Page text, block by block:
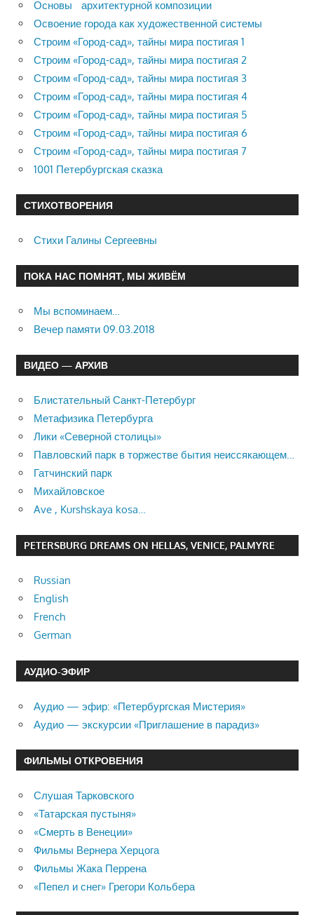
Основы архитектурной композиции
Освоение города как художественной системы
Строим «Город-сад», тайны мира постигая 1
Строим «Город-сад», тайны мира постигая 2
Строим «Город-сад», тайны мира постигая 3
Строим «Город-сад», тайны мира постигая 4
Строим «Город-сад», тайны мира постигая 5
Строим «Город-сад», тайны мира постигая 6
Строим «Город-сад», тайны мира постигая 7
1001 Петербургская сказка
СТИХОТВОРЕНИЯ
Стихи Галины Сергеевны
ПОКА НАС ПОМНЯТ, МЫ ЖИВЁМ
Мы вспоминаем…
Вечер памяти 09.03.2018
ВИДЕО — АРХИВ
Блистательный Санкт-Петербург
Метафизика Петербурга
Лики «Северной столицы»
Павловский парк в торжестве бытия неиссякающем…
Гатчинский парк
Михайловское
Ave , Kurshskaya kosa…
PETERSBURG DREAMS ON HELLAS, VENICE, PALMYRE
Russian
English
French
German
АУДИО-ЭФИР
Аудио — эфир: «Петербургская Мистерия»
Аудио — экскурсии «Приглашение в парадиз»
ФИЛЬМЫ ОТКРОВЕНИЯ
Слушая Тарковского
«Татарская пустыня»
«Смерть в Венеции»
Фильмы Вернера Херцога
Фильмы Жака Перрена
«Пепел и снег» Грегори Кольбера